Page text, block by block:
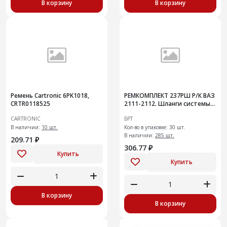
В корзину В корзину
Ремень Cartronic 6PK1018,
CRTR0118525
CARTRONIC
В наличии: 10 шт.
209.71 ₽
Купить
В корзину
РЕМКОМПЛЕКТ 237РШ Р/К ВАЗ
2111-2112. Шланги системы
БРТ
Кол-во в упаковке: 30 шт.
В наличии: 285 шт.
306.77 ₽
Купить
В корзину